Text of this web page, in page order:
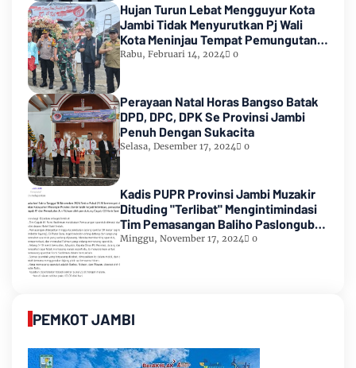
Hujan Turun Lebat Mengguyur Kota
Jambi Tidak Menyurutkan Pj Wali
Kota Meninjau Tempat Pemungutan
Suara Pemilu 2024
Rabu, Februari 14, 2024 0
Perayaan Natal Horas Bangso Batak
DPD, DPC, DPK Se Provinsi Jambi
Penuh Dengan Sukacita
Selasa, Desember 17, 2024 0
Kadis PUPR Provinsi Jambi Muzakir
Dituding "Terlibat" Mengintimindasi
Tim Pemasangan Baliho Paslongub
Romi-Sudirman
Minggu, November 17, 2024 0
PEMKOT JAMBI